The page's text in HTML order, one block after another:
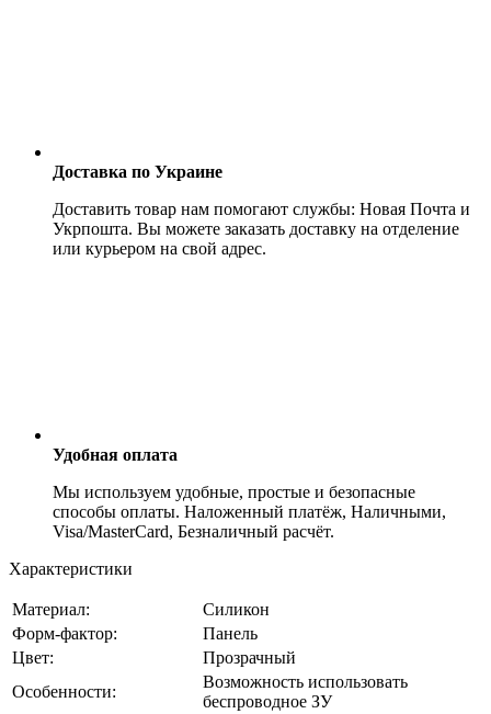
Доставка по Украине
Доставить товар нам помогают службы: Новая Почта и
Укрпошта. Вы можете заказать доставку на отделение
или курьером на свой адрес.
Удобная оплата
Мы используем удобные, простые и безопасные
способы оплаты. Наложенный платёж, Наличными,
Visa/MasterCard, Безналичный расчёт.
Характеристики
Материал:
Силикон
Форм-фактор:
Панель
Цвет:
Прозрачный
Особенности:
Возможность использовать
беспроводное ЗУ